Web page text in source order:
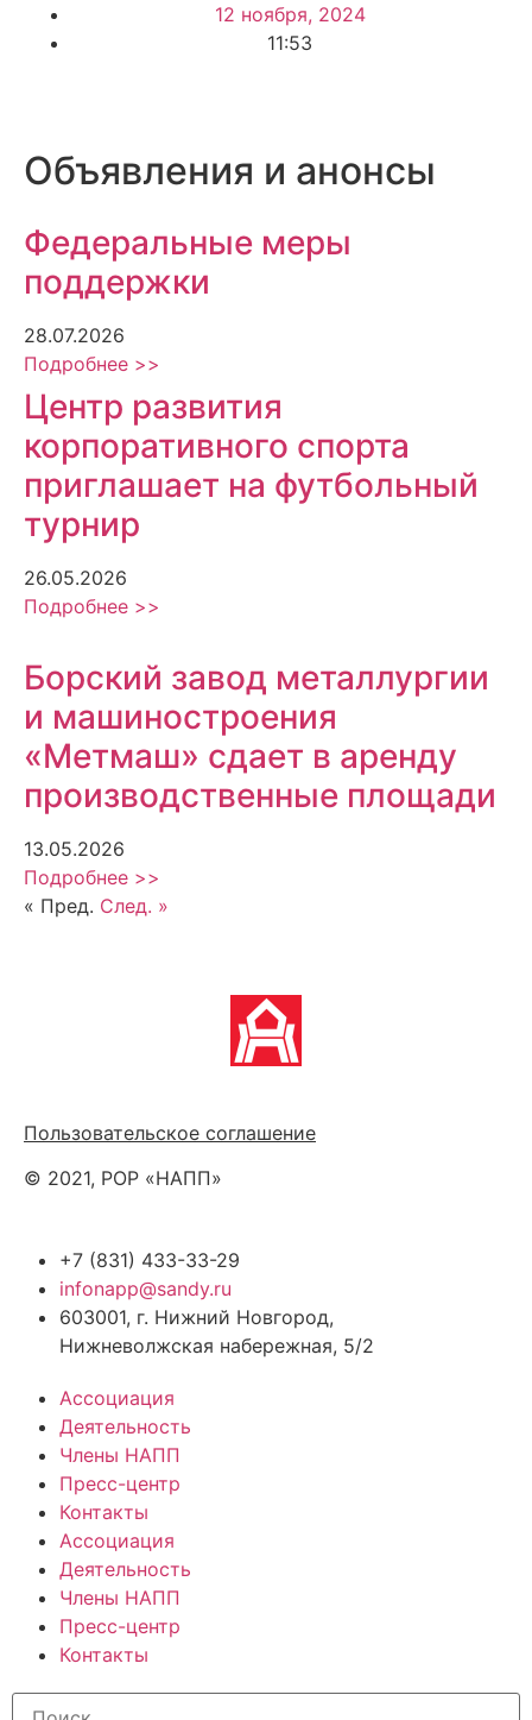
12 ноября, 2024
11:53
Объявления и анонсы
Федеральные меры
поддержки
28.07.2026
Подробнее >>
Центр развития
корпоративного спорта
приглашает на футбольный
турнир
26.05.2026
Подробнее >>
Борский завод металлургии
и машиностроения
«Метмаш» сдает в аренду
производственные площади
13.05.2026
Подробнее >>
« Пред. След. »
Пользовательское соглашение
© 2021, РОР «НАПП»
+7 (831) 433-33-29
infonapp@sandy.ru
603001, г. Нижний Новгород,
Нижневолжская набережная, 5/2
Ассоциация
Деятельность
Члены НАПП
Пресс-центр
Контакты
Ассоциация
Деятельность
Члены НАПП
Пресс-центр
Контакты